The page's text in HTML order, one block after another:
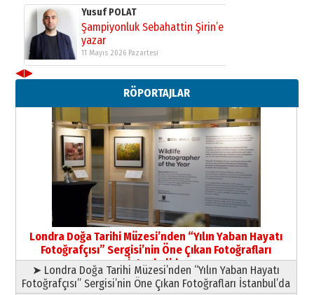
Yusuf POLAT
Şampiyonluk Sebahattin Şirin’e
yazar
11 Mayıs 2026 Pazartesi
Neşat YALÇIN
Paranın Aile Kültüründeki Yeri
03 Ağustos 2026 Pazartesi
Yıldırım Gündoğdu
HAVVA’NIN ÜÇ KIZI
09 Temmuz 2026 Perşembe
Yusuf POLAT
Şampiyonluk Sebahattin Şirin’e
yazar
11 Mayıs 2026 Pazartesi
◀▶
RÖPORTAJLAR
Londra Doğa Tarihi Müzesi’nden “Yılın Yaban Hayatı
Fotoğrafçısı” Sergisi’nin Öne Çıkan Fotoğrafları
İstanbul’da
➤ Londra Doğa Tarihi Müzesi’nden “Yılın Yaban Hayatı
Fotoğrafçısı” Sergisi’nin Öne Çıkan Fotoğrafları İstanbul’da